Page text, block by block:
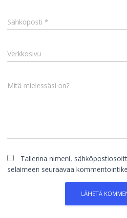
Sähköposti *
Verkkosivu
Mitä mielessäsi on?
Tallenna nimeni,
selaimeen seuraavaa